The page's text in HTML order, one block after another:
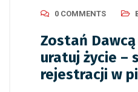
0 COMMENTS
Zostań
uratuj życie –
rejestracji w